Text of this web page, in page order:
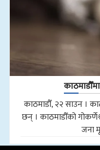
काठमाडौँ, २२ साउन ।
छन् । काठमाडौँको
जना